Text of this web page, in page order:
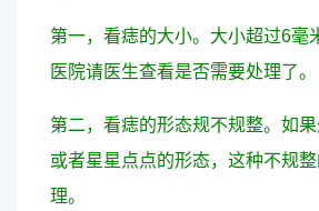
第一，看痣的大小。大小超过6毫
医院请医生查看是否需要处理了。
第二，看痣的形态规不规整。如
或者星星点点的形态，这种不规
理。